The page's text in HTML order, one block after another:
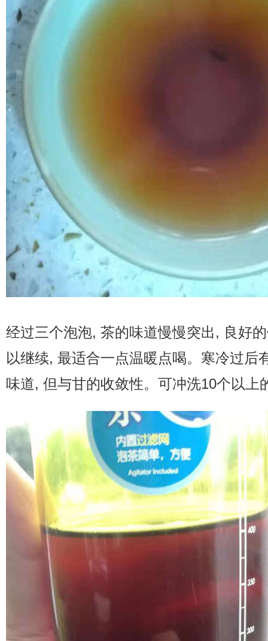
经过三个泡泡, 茶的味道慢慢突出, 良好
以继续, 最适合一点温暖点喝。寒冷过后
味道, 但与甘的收敛性。可冲洗10个以上